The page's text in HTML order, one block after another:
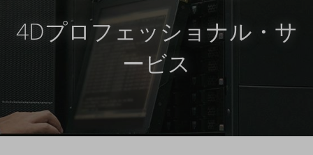
4Dプロフェッショナル・サ
ービス